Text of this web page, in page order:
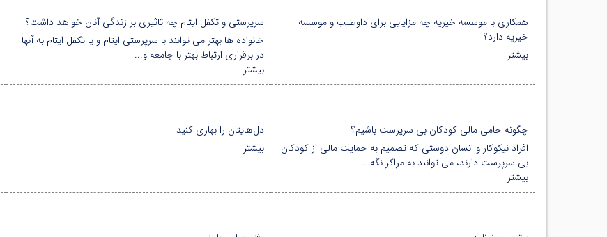
همکاری با موسسه خیریه چه مزایایی برای داوطلب و موسسه
خیریه دارد؟
بیشتر
سرپرستی و تکفل ایتام چه تاثیری بر زندگی آنان خواهد داشت؟
خانواده ها بهتر می توانند با سرپرستی ایتام و یا تکفل ایتام به آنها
در برقراری ارتباط بهتر با جامعه و...
بیشتر
چگونه حامی مالی کودکان بی سرپرست باشیم؟
افراد نیکوکار و انسان دوستی که تصمیم به حمایت مالی از کودکان
بی سرپرست دارند، می توانند به مراکز نگه...
بیشتر
دل‌هایتان را بهاری کنید
بیشتر